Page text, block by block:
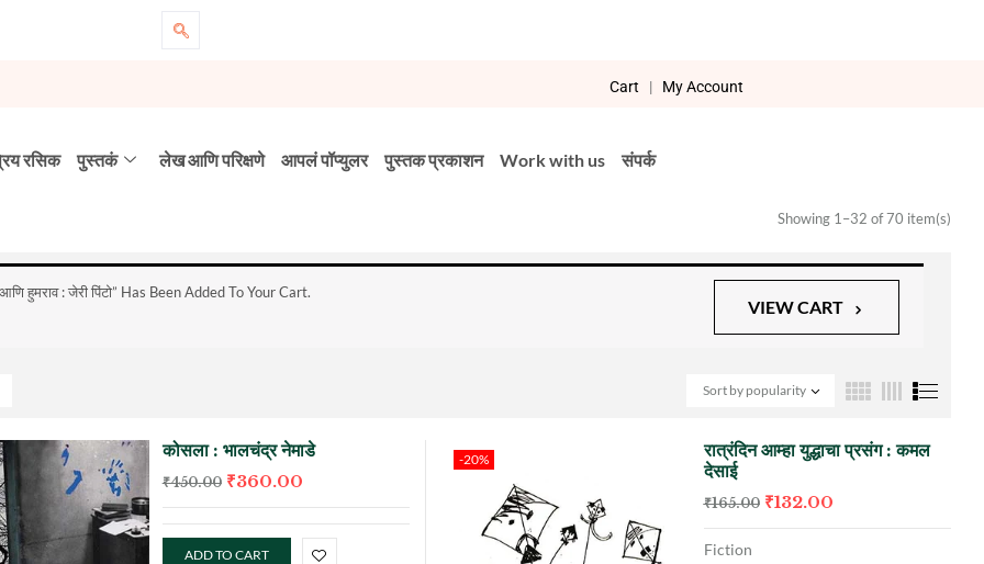
Cart | My Account
रसिक पुस्तकं लेख आणि परिक्षणे आपलं पॉप्युलर पुस्तक प्रकाशन Work with us संपर्क
Showing 1–32 of 70 item(s)
हुमराव : जेरी पिंटो” Has Been Added To Your Cart.
VIEW CART
Sort by popularity
कोसला : भालचंद्र नेमाडे
₹450.00 ₹360.00
ADD TO CART
-20%
रात्रंदिन आम्हा युद्धाचा प्रसंग : कमल
देसाई
₹165.00 ₹132.00
Fiction